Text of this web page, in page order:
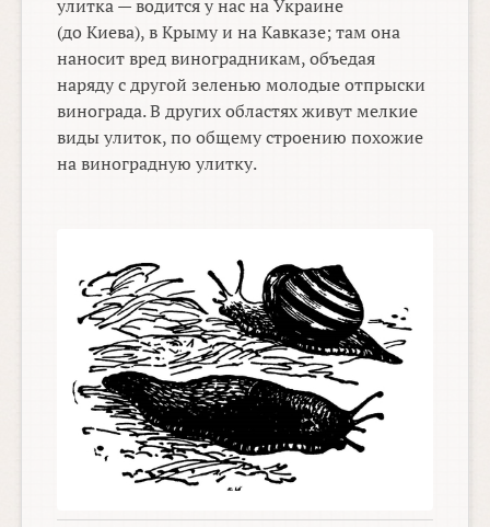
улитка — водится у нас на Украине
(до Киева), в Крыму и на Кавказе; там она
наносит вред виноградникам, объедая
наряду с другой зеленью молодые отпрыски
винограда. В других областях живут мелкие
виды улиток, по общему строению похожие
на виноградную улитку.